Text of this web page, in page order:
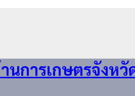
นการเกษตรจังห